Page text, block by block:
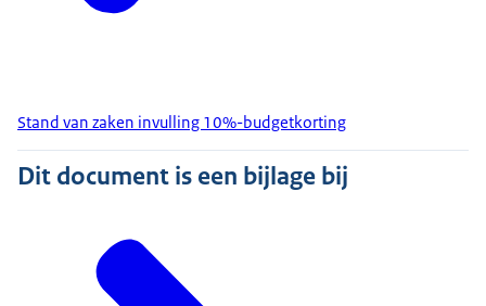
Stand van zaken invulling 10%-budgetkorting
Dit document is een bijlage bij